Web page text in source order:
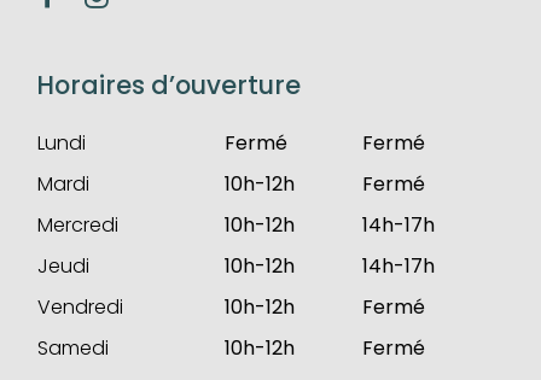
Horaires d’ouverture
Lundi Fermé
Fermé
Mardi
10h-12h
Fermé
Mercredi
10h-12h
14h-17h
Jeudi
10h-12h
14h-17h
Vendredi
10h-12h
Fermé
Samedi
10h-12h
Fermé